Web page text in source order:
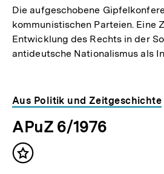
Die aufgeschobene
kommunistischen Parteien. Eine
Entwicklung des Rechts in der
antideutsche Nationalismus als
Aus Politik und Zeitgeschichte
APuZ 6/1976
Inhalt